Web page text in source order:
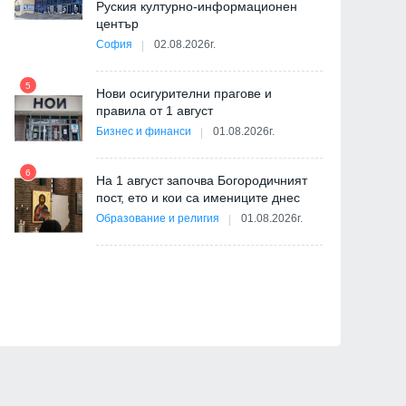
Доналд Тръмп: Ракетите
Призоваха Запада за
Руския културно-информационен
център
София 02.08.2026г.
5
Нови осигурителни прагове и
правила от 1 август
Бизнес и финанси 01.08.2026г.
6
На 1 август започва Богородичният
пост, ето и кои са имениците днес
Образование и религия 01.08.2026г.